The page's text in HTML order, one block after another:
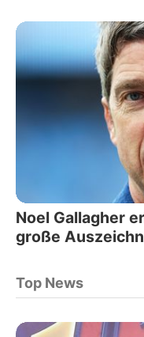
Noel Gallagher
große
Top News